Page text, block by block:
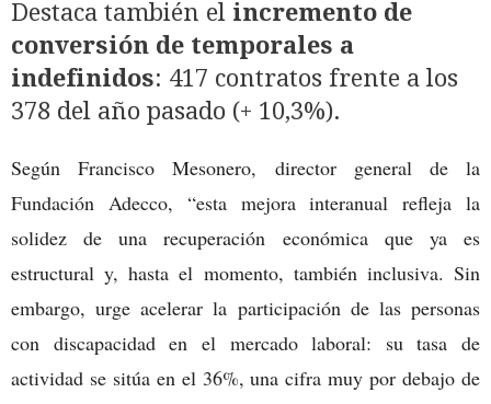
Destaca también el incremento de
conversión de temporales a
indefinidos: 417 contratos frente a los
378 del año pasado (+ 10,3%).
Según Francisco Mesonero, director general de la
Fundación Adecco, “esta mejora interanual refleja la
solidez de una recuperación económica que ya es
estructural y, hasta el momento, también inclusiva. Sin
embargo, urge acelerar la participación de las personas
con discapacidad en el mercado laboral: su tasa de
actividad se sitúa en el 36%, una cifra muy por debajo de